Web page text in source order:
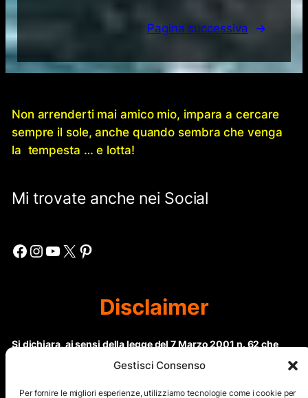
Gestisci Consenso
Per fornire le migliori esperienze, utilizziamo tecnologie come i cookie per
Pagina successiva →
Non arrenderti mai amico mio, impara a cercare
sempre il sole, anche quando sembra che venga
la tempesta … e lotta!
Mi trovate anche nei Social
Facebook Instagram YouTube X Pinterest
Disclaimer
Si dichiara, ai sensi della legge del 7 Marzo 2001 n. 62 che
questo sito non rientra nella categoria di “Informazione
regolari. Le immagini dei collaboratori detentori del